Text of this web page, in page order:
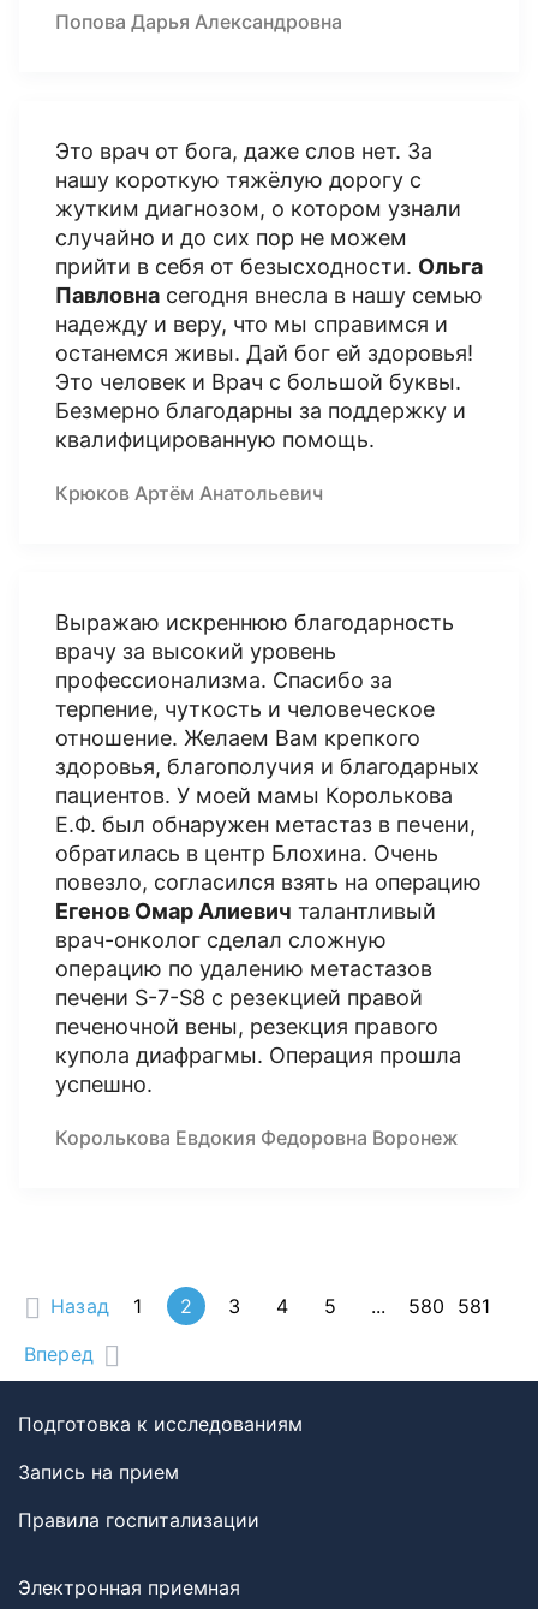
Попова Дарья Александровна
Это врач от бога, даже слов нет. За
нашу короткую тяжёлую дорогу с
жутким диагнозом, о котором узнали
случайно и до сих пор не можем
прийти в себя от безысходности. Ольга
Павловна сегодня внесла в нашу семью
надежду и веру, что мы справимся и
останемся живы. Дай бог ей здоровья!
Это человек и Врач с большой буквы.
Безмерно благодарны за поддержку и
квалифицированную помощь.
Крюков Артём Анатольевич
Выражаю искреннюю благодарность
врачу за высокий уровень
профессионализма. Спасибо за
терпение, чуткость и человеческое
отношение. Желаем Вам крепкого
здоровья, благополучия и благодарных
пациентов. У моей мамы Королькова
Е.Ф. был обнаружен метастаз в печени,
обратилась в центр Блохина. Очень
повезло, согласился взять на операцию
Егенов Омар Алиевич талантливый
врач-онколог сделал сложную
операцию по удалению метастазов
печени S-7-S8 с резекцией правой
печеночной вены, резекция правого
купола диафрагмы. Операция прошла
успешно.
Королькова Евдокия Федоровна Воронеж
Назад 1 2 3 4 5 ... 580
581
Вперед
Подготовка к исследованиям
Запись на прием
Правила госпитализации
Электронная приемная